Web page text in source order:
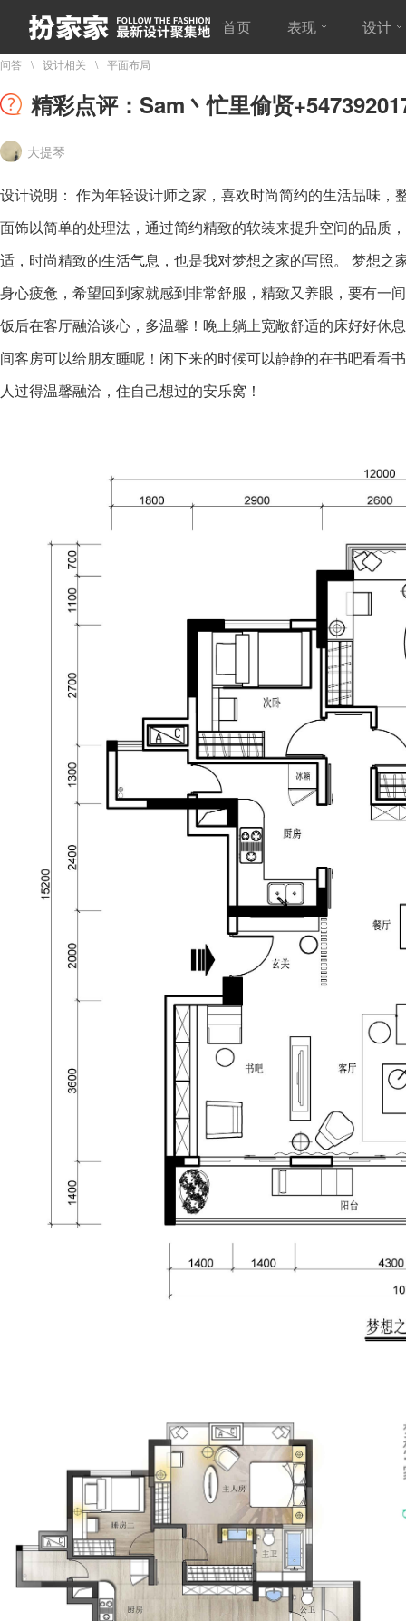
首页 表现 设计
问答 设计相关 平面布局
精彩点评：Sam丶忙里偷贤
大提琴
设计说明： 作为年轻设计师之家，喜欢时尚简约的生活品味
面饰以简单的处理法，通过简约精致的软装来提升空间的品质
适，时尚精致的生活气息，也是我对梦想之家的写照。 梦想
身心疲惫，希望回到家就感到非常舒服，精致又养眼，要有一
饭后在客厅融洽谈心，多温馨！晚上躺上宽敞舒适的床好好休
间客房可以给朋友睡呢！闲下来的时候可以静静的在书吧看
人过得温馨融洽，住自己想过的安乐窝！